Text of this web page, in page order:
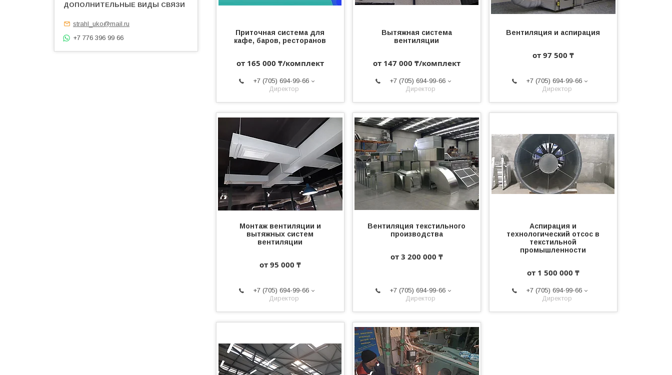
Приточная система для
кафе, баров, ресторанов
от 165 000 ₸/комплект
+7 (705) 694-99-66
Директор
Вытяжная система
вентиляции
от 147 000 ₸/комплект
+7 (705) 694-99-66
Директор
Вентиляция и аспирация
от 97 500 ₸
+7 (705) 694-99-66
Директор
Монтаж вентиляции и
вытяжных систем
вентиляции
от 95 000 ₸
+7 (705) 694-99-66
Директор
Вентиляция текстильного
производства
от 3 200 000 ₸
+7 (705) 694-99-66
Директор
Аспирация и
технологический отсос в
текстильной
промышленности
от 1 500 000 ₸
+7 (705) 694-99-66
Директор
strahl_uko@mail.ru
+7 776 396 99 66